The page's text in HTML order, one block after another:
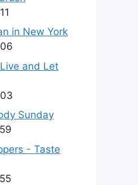
in New York
and Let
Sunday
- Taste